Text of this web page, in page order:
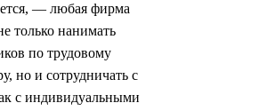
— любая фирма
только нанимать
по трудовому
но и сотрудничать с
с индивидуальными